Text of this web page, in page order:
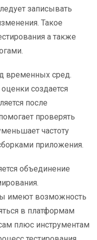
записывать
Такое
а также
временных сред.
создается
после
проверять
частоту
приложения.
объединение
имеют возможность
в платформам
плюс инструментам